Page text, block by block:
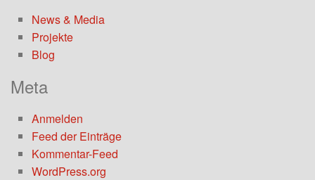
News & Media
Projekte
Blog
Meta
Anmelden
Feed der Einträge
Kommentar-Feed
WordPress.org